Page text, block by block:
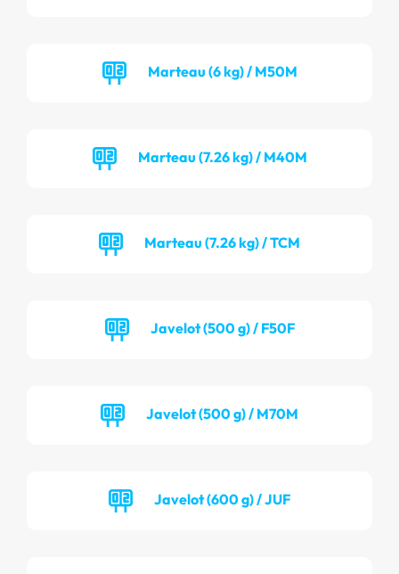
Marteau (6 kg) / M50M
Marteau (7.26 kg) / M40M
Marteau (7.26 kg) / TCM
Javelot (500 g) / F50F
Javelot (500 g) / M70M
Javelot (600 g) / JUF